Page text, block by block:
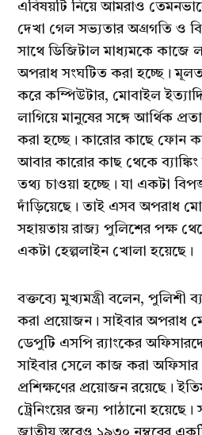
এবিষয়টি নিয়ে আমরাও
দেখা গেল সভ্যতার অগ্রগতি ও
সাথে ডিজিটাল মাধ্যমকে কাজে
অপরাধ সংঘটিত করা হচ্ছে।
করে কম্পিউটার, মোবাইল
লাগিয়ে মানুষের সঙ্গে আর্থিক
করা হচ্ছে। কারোর কাছে ফোন
আবার কারোর কাছ থেকে ব্যাঙ্কিং
তথ্য চাওয়া হচ্ছে। যা একটা
দাঁড়িয়েছে। তাই এসব অপরাধ
সহায়তায় রাজ্য পুলিশের পক্ষ
একটা হেল্পলাইন খোলা হয়েছে।
বক্তব্যে মুখ্যমন্ত্রী বলেন, পুলিশী
করা প্রয়োজন। সাইবার অপরাধ
ডেপুটি এসপি র‍্যাংকের
সাইবার সেলে কাজ করা অফিসার
প্রশিক্ষণের প্রয়োজন রয়েছে।
ট্রেনিংয়ের জন্য পাঠানো